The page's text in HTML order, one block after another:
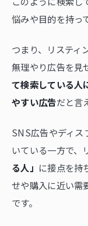
悩みや目的を持っ
つまり、リスティ
無理やり広告を見
て検索している人
やすい広告だと言
SNS広告やディス
いている一方で、
る人」 に接点を持
せや購入に近い需
です。